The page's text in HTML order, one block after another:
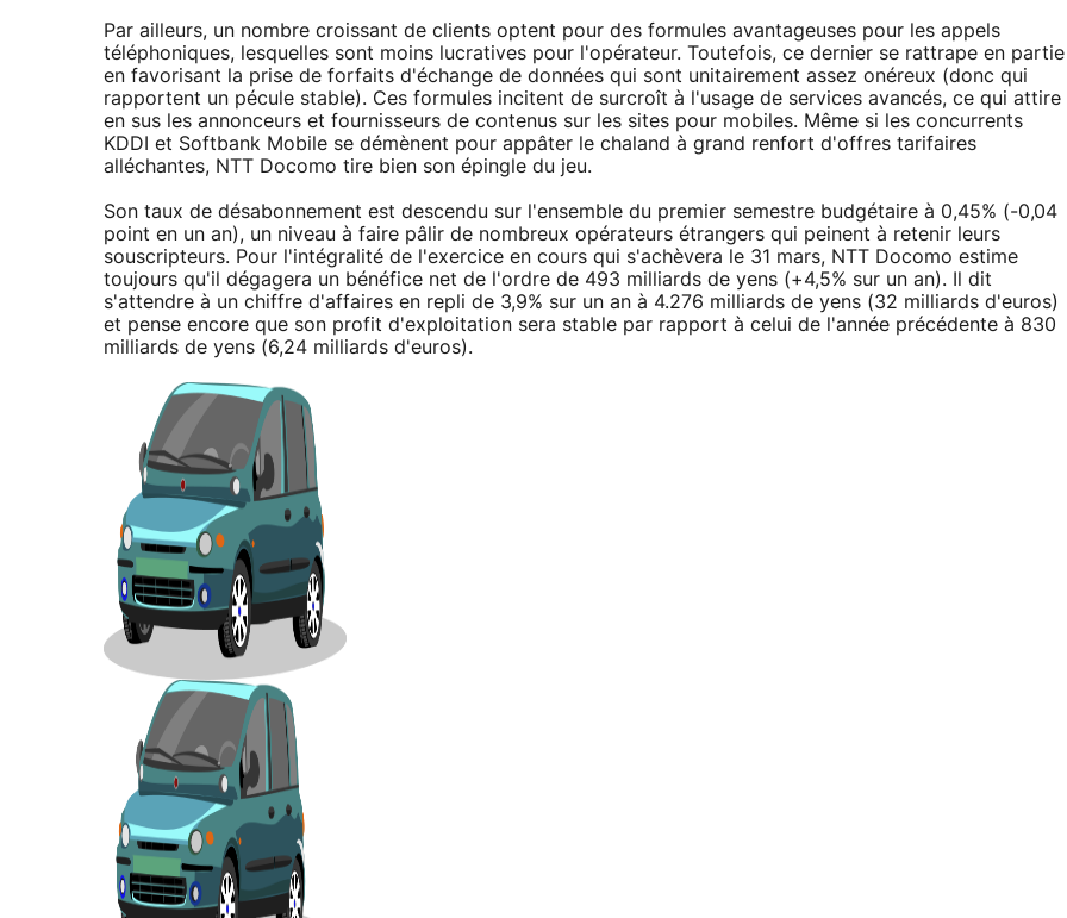
Par ailleurs, un nombre croissant de clients optent pour des formules avantageuses pour les appels
téléphoniques, lesquelles sont moins lucratives pour l'opérateur. Toutefois, ce dernier se rattrape en partie
en favorisant la prise de forfaits d'échange de données qui sont unitairement assez onéreux (donc qui
rapportent un pécule stable). Ces formules incitent de surcroît à l'usage de services avancés, ce qui attire
en sus les annonceurs et fournisseurs de contenus sur les sites pour mobiles. Même si les concurrents
KDDI et Softbank Mobile se démènent pour appâter le chaland à grand renfort d'offres tarifaires
alléchantes, NTT Docomo tire bien son épingle du jeu.
Son taux de désabonnement est descendu sur l'ensemble du premier semestre budgétaire à 0,45% (-0,04
point en un an), un niveau à faire pâlir de nombreux opérateurs étrangers qui peinent à retenir leurs
souscripteurs. Pour l'intégralité de l'exercice en cours qui s'achèvera le 31 mars, NTT Docomo estime
toujours qu'il dégagera un bénéfice net de l'ordre de 493 milliards de yens (+4,5% sur un an). Il dit
s'attendre à un chiffre d'affaires en repli de 3,9% sur un an à 4.276 milliards de yens (32 milliards d'euros)
et pense encore que son profit d'exploitation sera stable par rapport à celui de l'année précédente à 830
milliards de yens (6,24 milliards d'euros).